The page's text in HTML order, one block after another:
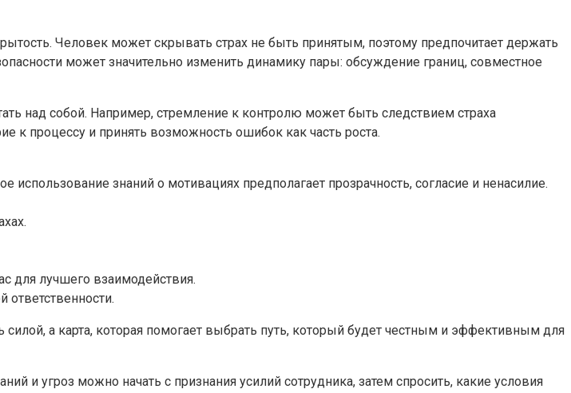
Человек может скрывать страх не быть принятым, поэтому предпочитает держать
может значительно изменить динамику пары: обсуждение границ, совместное
над собой. Например, стремление к контролю может быть следствием страха
к процессу и принять возможность ошибок как часть роста.
знаний о мотивациях предполагает прозрачность, согласие и ненасилие.
для лучшего взаимодействия.
ответственности.
а карта, которая помогает выбрать путь, который будет честным и эффективным для
и угроз можно начать с признания усилий сотрудника, затем спросить, какие условия